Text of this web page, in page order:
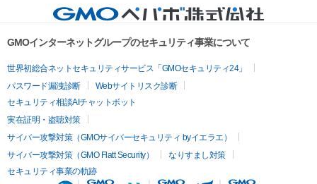
GMOインターネットグループのセキュリティ事業について
世界初総合ネットセキュリティサービス「GMOセキュリティ24」
パスワード漏洩診断
Webサイトリスク診断
セキュリティ相談AIチャットボット
実在証明・盗聴対策
サイバー攻撃対策（GMOサイバーセキュリティ byイエラエ）
サイバー攻撃対策（GMO Flatt Security）
なりすまし対策
セキュリティ事業の軌跡